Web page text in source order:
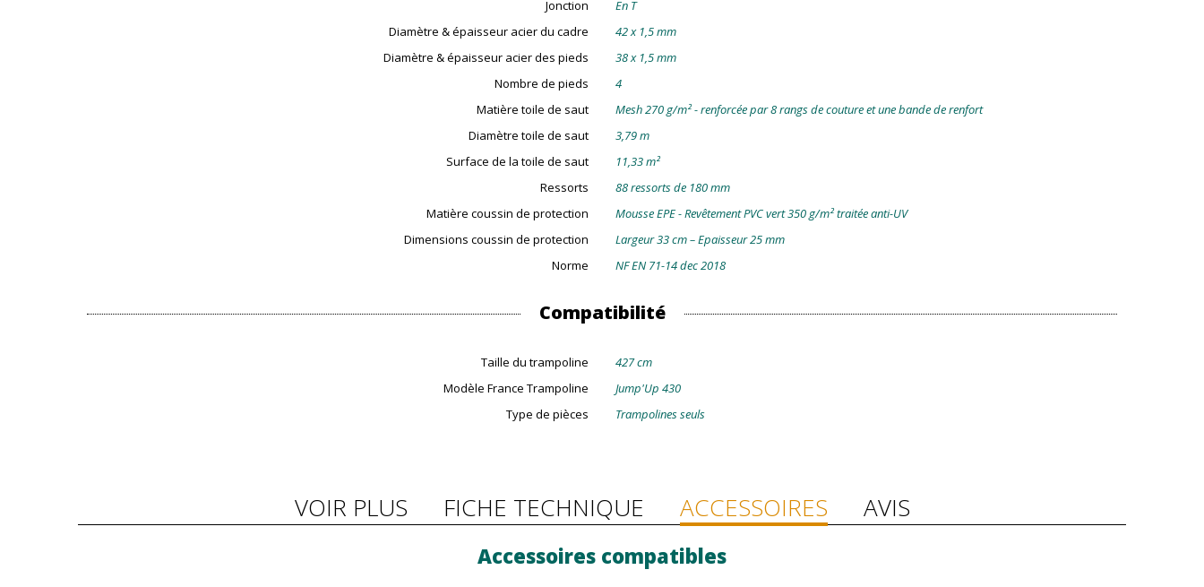
Jonction
En T
Diamètre & épaisseur acier du cadre
42 x 1,5 mm
Diamètre & épaisseur acier des pieds
38 x 1,5 mm
Nombre de pieds
4
Matière toile de saut
Mesh 270 g/m² - renforcée par 8 rangs de couture et une bande de renfort
Diamètre toile de saut
3,79 m
Surface de la toile de saut
11,33 m²
Ressorts
88 ressorts de 180 mm
Matière coussin de protection
Mousse EPE - Revêtement PVC vert 350 g/m² traitée anti-UV
Dimensions coussin de protection
Largeur 33 cm – Epaisseur 25 mm
Norme
NF EN 71-14 dec 2018
Compatibilité
Taille du trampoline
427 cm
Modèle France Trampoline
Jump'Up 430
Type de pièces
Trampolines seuls
VOIR PLUS FICHE TECHNIQUE ACCESSOIRES AVIS
Accessoires compatibles